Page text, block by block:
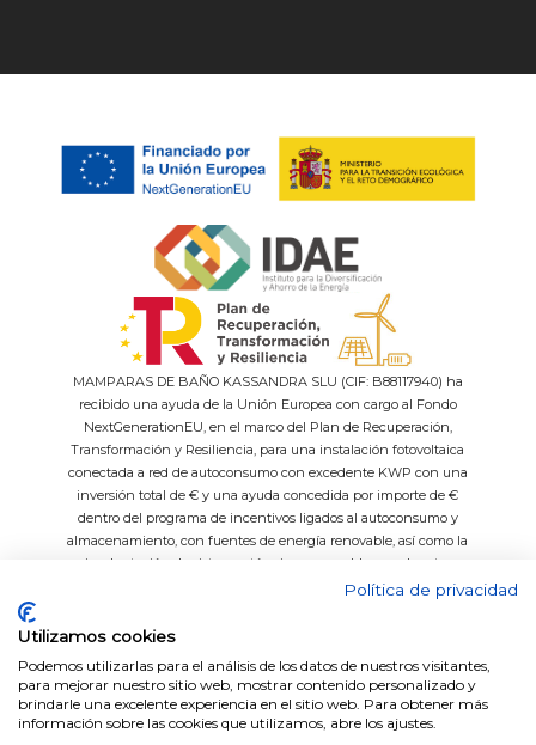
MAMPARAS DE BAÑO KASSANDRA SLU (CIF: B88117940) ha
recibido una ayuda de la Unión Europea con cargo al Fondo
NextGenerationEU, en el marco del Plan de Recuperación,
Transformación y Resiliencia, para una instalación fotovoltaica
conectada a red de autoconsumo con excedente KWP con una
inversión total de € y una ayuda concedida por importe de €
dentro del programa de incentivos ligados al autoconsumo y
almacenamiento, con fuentes de energía renovable, así como la
implantación de sistemas térmicos renovables en el sector
residencial del Ministerio para la Transición Ecológica y el Reto
Easy System
Datos técnicos platos de ducha
Política de privacidad
Utilizamos cookies
Podemos utilizarlas para el análisis de los datos de nuestros visitantes,
para mejorar nuestro sitio web, mostrar contenido personalizado y
brindarle una excelente experiencia en el sitio web. Para obtener más
información sobre las cookies que utilizamos, abre los ajustes.